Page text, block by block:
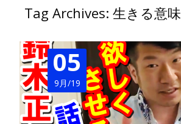
Tag Archives: 生きる意味
05
9月/19